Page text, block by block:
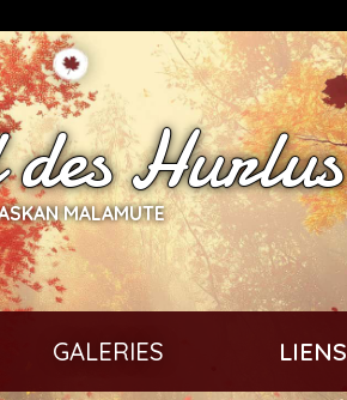
Hurlus
MALAMUTE
GALERIES LIENS